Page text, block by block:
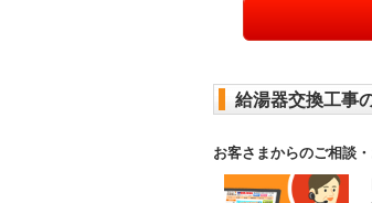
給湯器交換工事
お客さまからのご相談